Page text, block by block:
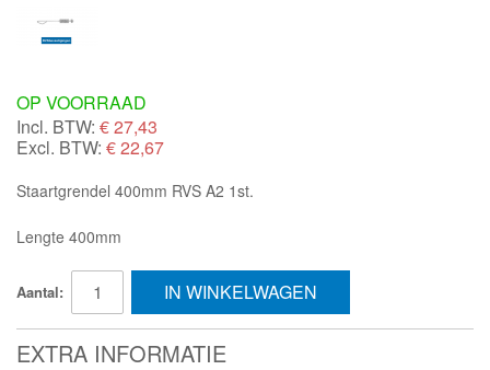
OP VOORRAAD
Incl. BTW: €27,43
Excl. BTW: € 22,67
Staartgrendel 400mm RVS A2 1st.
Lengte 400mm
Aantal: IN WINKELWAGEN
EXTRA INFORMATIE